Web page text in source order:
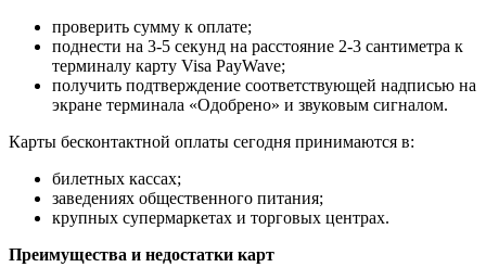
проверить сумму к оплате;
поднести на 3-5 секунд на расстояние 2-3 сантиметра к
терминалу карту Visa PayWave;
получить подтверждение соответствующей надписью на
экране терминала «Одобрено» и звуковым сигналом.
Карты бесконтактной оплаты сегодня принимаются в:
билетных кассах;
заведениях общественного питания;
крупных супермаркетах и торговых центрах.
Преимущества и недостатки карт